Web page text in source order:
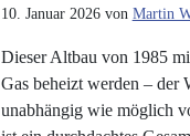
10. Januar 2026von Martin
Dieser Altbau von 1985
Gas beheizt werden – der
unabhängig wie möglich